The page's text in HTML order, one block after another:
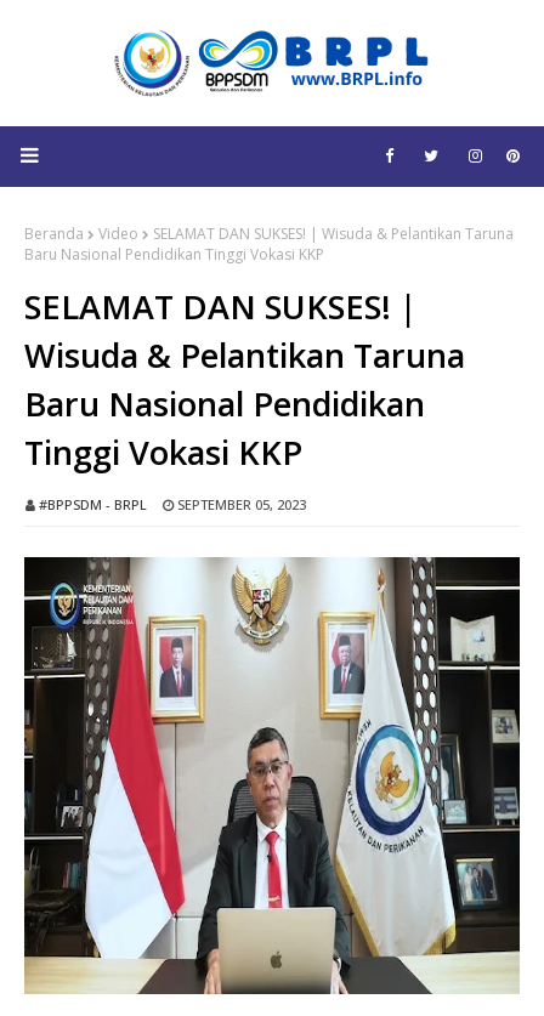
Beranda Video
SELAMAT DAN SUKSES! | Wisuda & Pelantikan Taruna
Baru Nasional Pendidikan Tinggi Vokasi KKP
SELAMAT DAN SUKSES! |
Wisuda & Pelantikan Taruna
Baru Nasional Pendidikan
Tinggi Vokasi KKP
#BPPSDM - BRPL SEPTEMBER 05, 2023